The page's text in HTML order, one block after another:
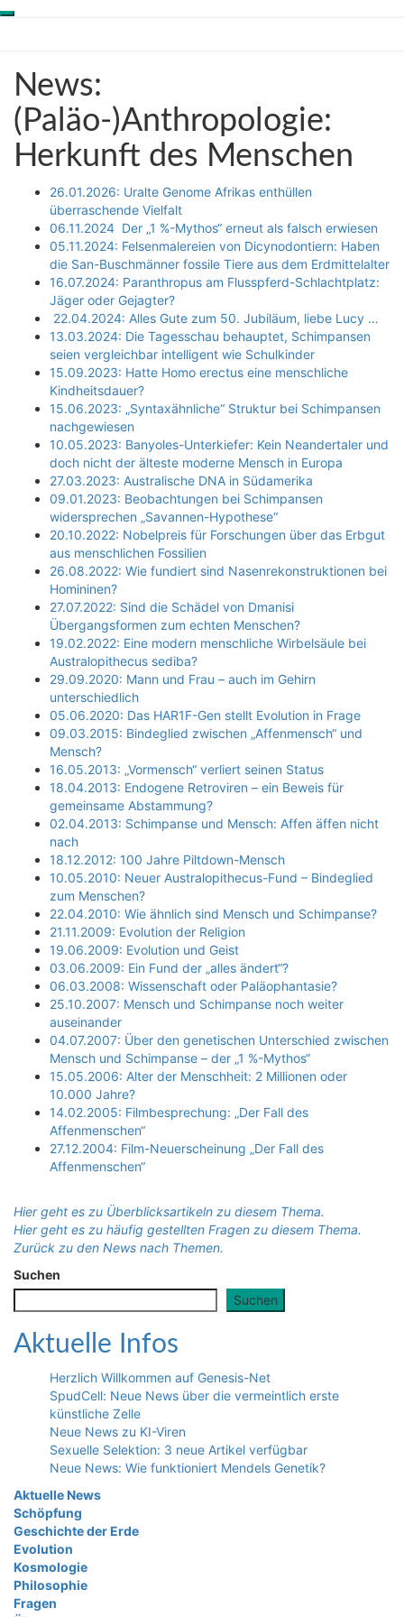
Toggle
Wissenschaft aus
Schöpfungsperspektive
News:
(Paläo-)Anthropologie:
Herkunft
des
Menschen
News:
(Paläo-)Anthropologie:
Herkunft des Menschen
26.01.2026: Uralte Genome Afrikas enthüllen
überraschende Vielfalt
06.11.2024 Der „1 %-Mythos“ erneut als falsch erwiesen
05.11.2024: Felsenmalereien von Dicynodontiern: Haben
die San-Buschmänner fossile Tiere aus dem Erdmittelalter
16.07.2024: Paranthropus am Flusspferd-Schlachtplatz:
Jäger oder Gejagter?
22.04.2024: Alles Gute zum 50. Jubiläum, liebe Lucy …
13.03.2024: Die Tagesschau behauptet, Schimpansen
seien vergleichbar intelligent wie Schulkinder
15.09.2023: Hatte Homo erectus eine menschliche
Kindheitsdauer?
15.06.2023: „Syntaxähnliche“ Struktur bei Schimpansen
nachgewiesen
10.05.2023: Banyoles-Unterkiefer: Kein Neandertaler und
doch nicht der älteste moderne Mensch in Europa
27.03.2023: Australische DNA in Südamerika
09.01.2023: Beobachtungen bei Schimpansen
widersprechen „Savannen-Hypothese“
20.10.2022: Nobelpreis für Forschungen über das Erbgut
aus menschlichen Fossilien
26.08.2022: Wie fundiert sind Nasenrekonstruktionen bei
Homininen?
27.07.2022: Sind die Schädel von Dmanisi
Übergangsformen zum echten Menschen?
19.02.2022: Eine modern menschliche Wirbelsäule bei
Australopithecus sediba?
29.09.2020: Mann und Frau – auch im Gehirn
unterschiedlich
05.06.2020: Das HAR1F-Gen stellt Evolution in Frage
09.03.2015: Bindeglied zwischen „Affenmensch“ und
Mensch?
16.05.2013: „Vormensch“ verliert seinen Status
18.04.2013: Endogene Retroviren – ein Beweis für
gemeinsame Abstammung?
02.04.2013: Schimpanse und Mensch: Affen äffen nicht
nach
18.12.2012: 100 Jahre Piltdown-Mensch
10.05.2010: Neuer Australopithecus-Fund – Bindeglied
zum Menschen?
22.04.2010: Wie ähnlich sind Mensch und Schimpanse?
21.11.2009: Evolution der Religion
19.06.2009: Evolution und Geist
03.06.2009: Ein Fund der „alles ändert“?
06.03.2008: Wissenschaft oder Paläophantasie?
25.10.2007: Mensch und Schimpanse noch weiter
auseinander
04.07.2007: Über den genetischen Unterschied zwischen
Mensch und Schimpanse – der „1 %-Mythos“
15.05.2006: Alter der Menschheit: 2 Millionen oder
10.000 Jahre?
14.02.2005: Filmbesprechung: „Der Fall des
Affenmenschen“
27.12.2004: Film-Neuerscheinung „Der Fall des
Affenmenschen“
Hier geht es zu Überblicksartikeln zu diesem Thema.
Hier geht es zu häufig gestellten Fragen zu diesem Thema.
Zurück zu den News nach Themen.
Suchen
Suchen
Aktuelle Infos
Herzlich Willkommen auf Genesis-Net
SpudCell: Neue News über die vermeintlich erste
künstliche Zelle
Neue News zu KI-Viren
Sexuelle Selektion: 3 neue Artikel verfügbar
Neue News: Wie funktioniert Mendels Genetik?
Aktuelle News
Schöpfung
Geschichte der Erde
Evolution
Kosmologie
Philosophie
Fragen